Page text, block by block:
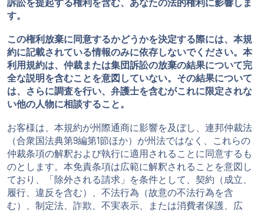
訴訟を提起する権利を含む、あなたの法的権利に影響しま
す。
この権利放棄に同意するかどうかを決定する際には、本規
約に記載されている情報のみに依存しないでください。本
利用規約は、仲裁または集団訴訟の放棄の結果について完
全な説明を含むことを意図していない。その結果について
は、さらに調査を行い、弁護士を含むがこれに限定されな
い他の人物に相談すること。
お客様は、本規約が州際通商に影響を及ぼし、連邦仲裁法
（合衆国法典第9編第1節ほか）が州法ではなく、これらの
仲裁条項の解釈および執行に適用されることに同意するも
のとします。本免責条項は広範に解釈されることを意図し
ており、「除外される請求」を条件として、契約（成立、
履行、違反を含む）、不法行為（故意の不法行為を含
む）、制定法、詐欺、不実表示、または消費者保護、広